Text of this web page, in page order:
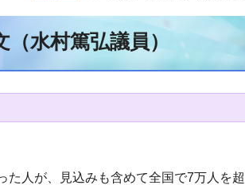
水村篤弘議員）
人が、見込みも含めて全国で7万人を